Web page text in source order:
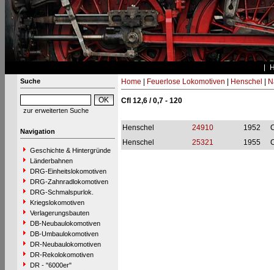
Suche
zur erweiterten Suche
Navigation
Geschichte & Hintergründe
Länderbahnen
DRG-Einheitslokomotiven
DRG-Zahnradlokomotiven
DRG-Schmalspurlok.
Kriegslokomotiven
Verlagerungsbauten
DB-Neubaulokomotiven
DB-Umbaulokomotiven
DR-Neubaulokomotiven
DR-Rekolokomotiven
DR - "6000er"
Home Feuerlose Lokomotiven Henschel
Cfl 12,6 / 0,7 - 120
Henschel 24910 1952
Henschel
25321 1955